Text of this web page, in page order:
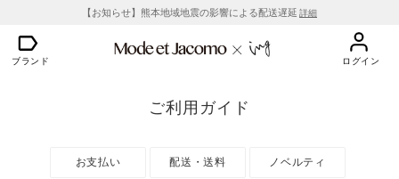
【お知らせ】熊本地域地震の影響による配送遅延 詳細
ブランド ログイン
ご利用ガイド
お支払い 配送・送料 ノベルティ